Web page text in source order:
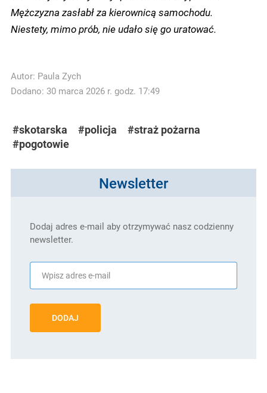
Mężczyzna zasłabł za kierownicą samochodu.
Niestety, mimo prób, nie udało się go uratować.
Autor: Paula Zych
Dodano: 30 marca 2026 r. godz. 17:49
#skotarska #policja
#straż pożarna
#pogotowie
Newsletter
Dodaj adres e-mail aby otrzymywać nasz codzienny
newsletter.
DODAJ